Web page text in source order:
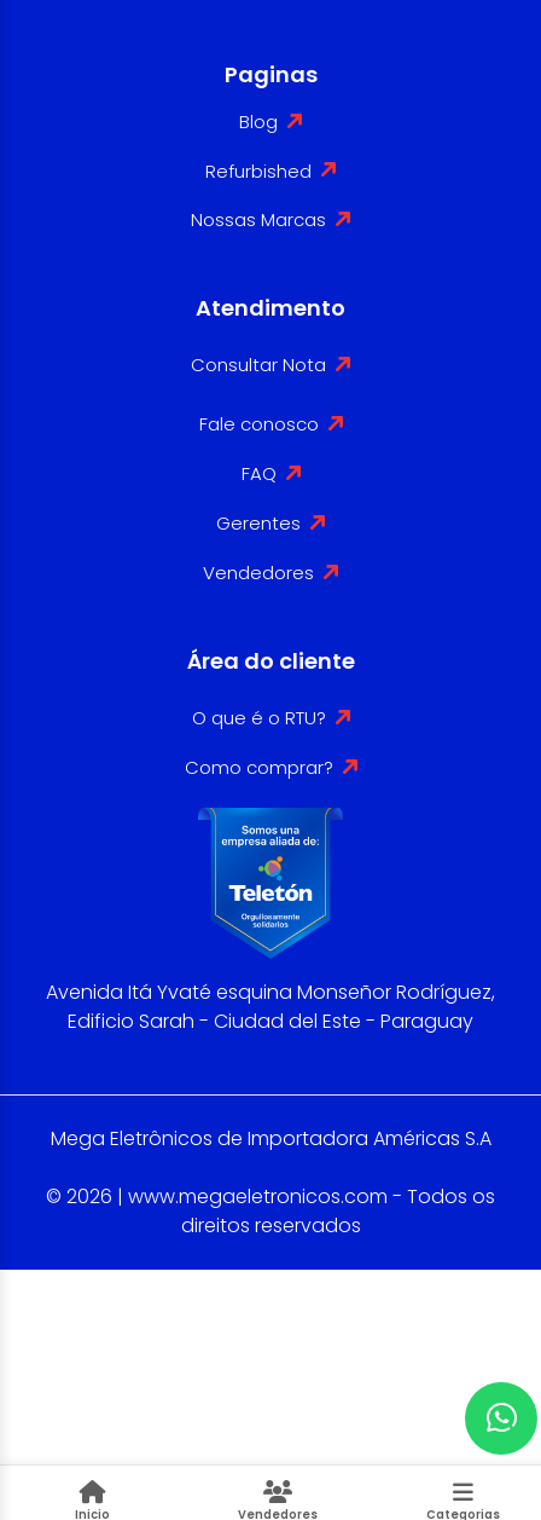
Inicio Vendedores Categorias
Paginas
Blog
Refurbished
Nossas Marcas
Atendimento
Consultar Nota
Fale conosco
FAQ
Gerentes
Vendedores
Área do cliente
O que é o RTU?
Como comprar?
Avenida Itá Yvaté esquina Monseñor Rodríguez,
Edificio Sarah - Ciudad del Este - Paraguay
Mega Eletrônicos de Importadora Américas S.A
© 2026 | www.megaeletronicos.com - Todos os
direitos reservados